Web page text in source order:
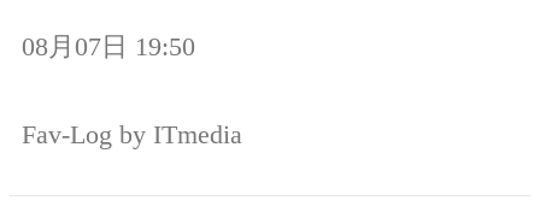
08月07日 19:50
Fav-Log by ITmedia